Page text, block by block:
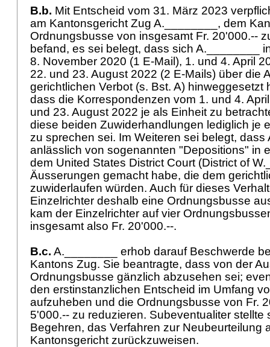
B.b. Mit Entscheid vom 31. März 2023
am Kantonsgericht Zug A.________, dem
Ordnungsbusse von insgesamt Fr. 20'000.--
befand, es sei belegt, dass sich A.________
8. November 2020 (1 E-Mail), 1. und 4. April
22. und 23. August 2022 (2 E-Mails) über die
gerichtlichen Verbot (s. Bst. A) hinweggesetzt
dass die Korrespondenzen vom 1. und 4.
und 23. August 2022 je als Einheit zu
diese beiden Zuwiderhandlungen lediglich je
zu sprechen sei. Im Weiteren sei belegt, dass
anlässlich von sogenannten "Depositions" in
dem United States District Court (District of
Äusserungen gemacht habe, die dem
zuwiderlaufen würden. Auch für dieses
Einzelrichter deshalb eine Ordnungsbusse
kam der Einzelrichter auf vier
insgesamt also Fr. 20'000.--.
B.c. A.________ erhob darauf Beschwerde
Kantons Zug. Sie beantragte, dass von der
Ordnungsbusse gänzlich abzusehen sei;
den erstinstanzlichen Entscheid im Umfang
aufzuheben und die Ordnungsbusse von Fr.
5'000.-- zu reduzieren. Subeventualiter stellte
Begehren, das Verfahren zur Neubeurteilung
Kantonsgericht zurückzuweisen.